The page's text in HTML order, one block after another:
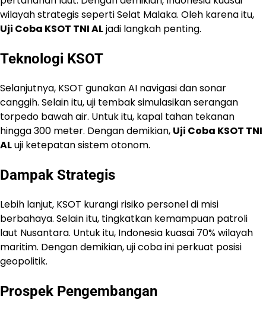
wilayah strategis seperti Selat Malaka. Oleh karena itu,
Uji Coba KSOT TNI ALjadi langkah penting.
Teknologi KSOT
Selanjutnya, KSOT gunakan AI navigasi dan sonar
canggih. Selain itu, uji tembak simulasikan serangan
torpedo bawah air. Untuk itu, kapal tahan tekanan
hingga 300 meter. Dengan demikian, Uji Coba KSOT TNI
ALuji ketepatan sistem otonom.
Dampak Strategis
Lebih lanjut, KSOT kurangi risiko personel di misi
berbahaya. Selain itu, tingkatkan kemampuan patroli
laut Nusantara. Untuk itu, Indonesia kuasai 70% wilayah
maritim. Dengan demikian, uji coba ini perkuat posisi
geopolitik.
Prospek Pengembangan